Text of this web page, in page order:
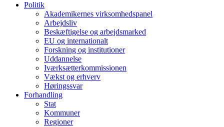
Politik
Akademikernes virksomhedspanel
Arbejdsliv
Beskæftigelse og arbejdsmarked
EU og internationalt
Forskning og institutioner
Uddannelse
Iværksætterkommissionen
Vækst og erhverv
Høringssvar
Forhandling
Stat
Kommuner
Regioner